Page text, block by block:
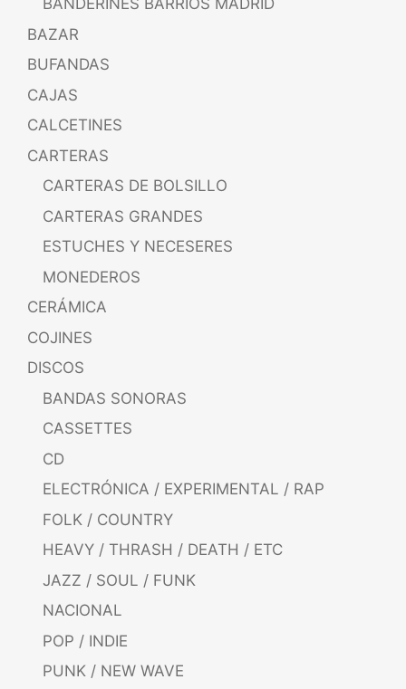
BANDERINES BARRIOS MADRID
BAZAR
BUFANDAS
CAJAS
CALCETINES
CARTERAS
CARTERAS DE BOLSILLO
CARTERAS GRANDES
ESTUCHES Y NECESERES
MONEDEROS
CERÁMICA
COJINES
DISCOS
BANDAS SONORAS
CASSETTES
CD
ELECTRÓNICA / EXPERIMENTAL / RAP
FOLK / COUNTRY
HEAVY / THRASH / DEATH / ETC
JAZZ / SOUL / FUNK
NACIONAL
POP / INDIE
PUNK / NEW WAVE